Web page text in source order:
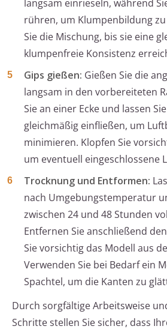
langsam einrieseln, während
rühren, um Klumpenbildung
Sie die Mischung, bis sie eine
klumpenfreie Konsistenz
Gips gießen: Gießen Sie die
langsam in den vorbereiteten
Sie an einer Ecke und lassen
gleichmäßig einfließen, um
minimieren. Klopfen Sie
um eventuell eingeschlossene
Trocknung und Entformen:
nach Umgebungstemperatur
zwischen 24 und 48 Stunden
Entfernen Sie anschließend
Sie vorsichtig das Modell aus
Verwenden Sie bei Bedarf ein
Spachtel, um die Kanten zu
Durch sorgfältige Arbeitsweise
Schritte stellen Sie sicher, dass